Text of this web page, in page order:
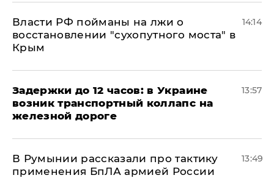
Власти РФ пойманы на лжи о
восстановлении "сухопутного моста" в
Крым
14:14
Задержки до 12 часов: в Украине
возник транспортный коллапс на
железной дороге
13:57
В Румынии рассказали про тактику
применения БпЛА армией России
13:49